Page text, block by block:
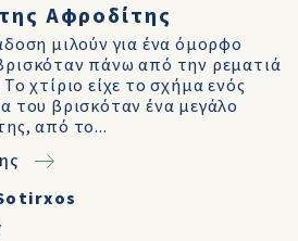
Αφροδίτης
μιλούν για ένα όμορφο
πάνω από την ρεματιά
χτίριο είχε το σχήμα ενός
του βρισκόταν ένα μεγάλο
από το...